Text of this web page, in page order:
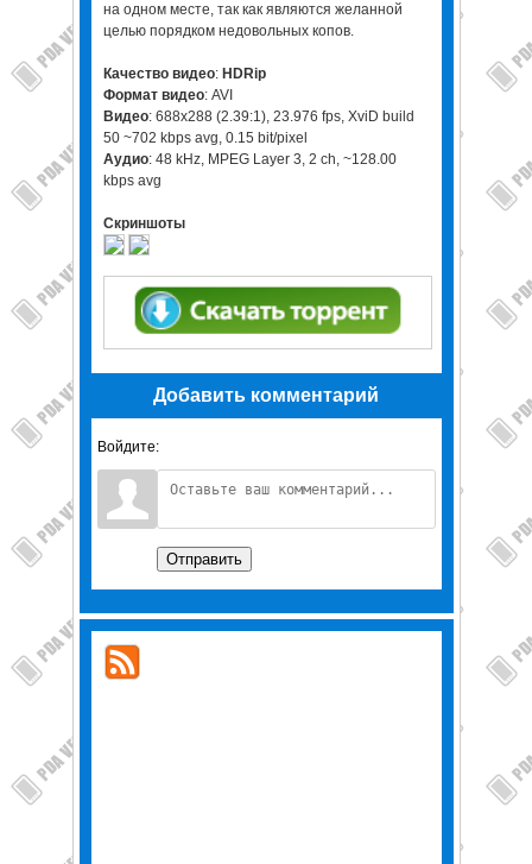
на одном месте, так как являются желанной
целью порядком недовольных копов.
Качество видео: HDRip
Формат видео: AVI
Видео: 688x288 (2.39:1), 23.976 fps, XviD build
50 ~702 kbps avg, 0.15 bit/pixel
Аудио: 48 kHz, MPEG Layer 3, 2 ch, ~128.00
kbps avg
Скриншоты
Добавить комментарий
Войдите:
Отправить